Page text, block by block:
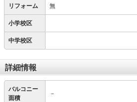
リフォーム 無
小学校区
中学校区
詳細情報
バルコニー
面積
－